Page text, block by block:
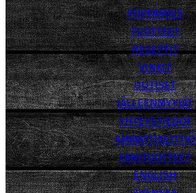
POPPAMIES
TUOTTEET
RESEPTIT
VINKIT
UUTISET
JÄLLEENMYYJÄT
YHTEYSTIEDOT
AMMATTIKEITTIÖ
FANITUOTTEET
ENGLISH